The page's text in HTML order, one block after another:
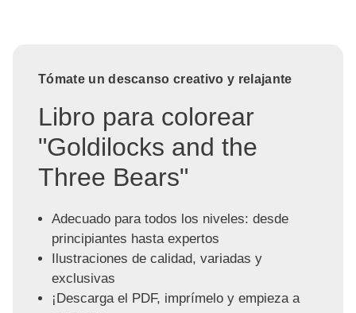
Tómate un descanso creativo y relajante
Libro para colorear
"Goldilocks and the
Three Bears"
Adecuado para todos los niveles: desde
principiantes hasta expertos
Ilustraciones de calidad, variadas y
exclusivas
¡Descarga el PDF, imprímelo y empieza a